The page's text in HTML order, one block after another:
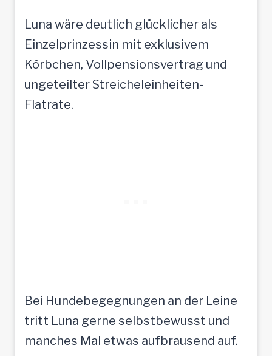
Luna wäre deutlich glücklicher als
Einzelprinzessin mit exklusivem
Körbchen, Vollpensionsvertrag und
ungeteilter Streicheleinheiten-
Flatrate.
Bei Hundebegegnungen an der Leine
tritt Luna gerne selbstbewusst und
manches Mal etwas aufbrausend auf.